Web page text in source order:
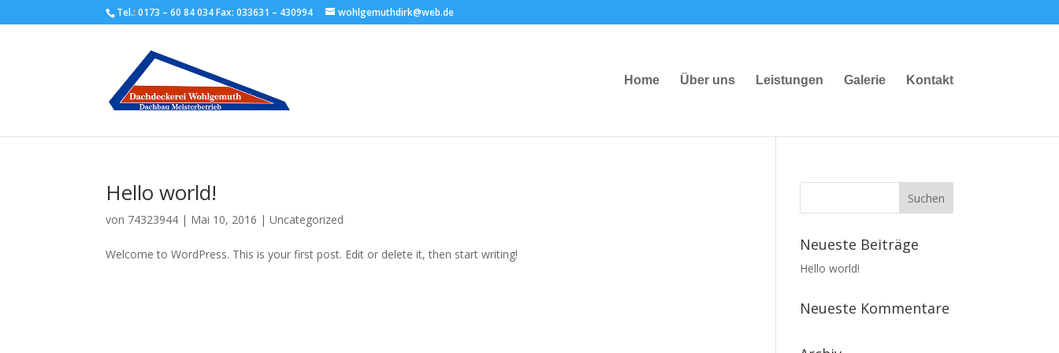
Tel.: 0173 – 60 84 034 Fax: 033631 – 430994 wohlgemuthdirk@web.de
Home Über uns Leistungen Galerie Kontakt
Hello world!
von 74323944 | Mai 10, 2016 |Uncategorized
Welcome to WordPress. This is your first post. Edit or delete it, then start writing!
Neueste Beiträge
Hello world!
Neueste Kommentare